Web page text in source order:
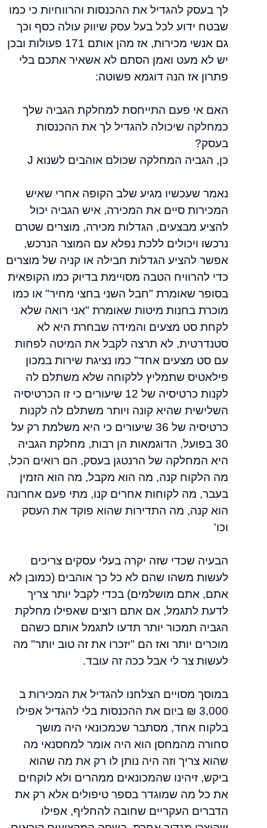
לך בעסק להגדיל את ההכנסות והרווחיות כי כמו
שבטח ידוע לכל בעל עסק שיווק עולה כסף וכך
גם אנשי מכירות, אז מהן אותם 171 פעולות ובכן
יש לא מעט ואמן הסתם לא אשאיר אתכם בלי
פתרון אז הנה דוגמא פשוטה:
האם אי פעם התייחסת למחלקת הגביה שלך
כמחלקה שיכולה להגדיל לך את ההכנסות
בעסק?
כן, הגביה המחלקה שכולם אוהבים לשנוא J
נאמר שעכשיו מגיע שלב הקופה אחרי שאיש
המכירות סיים את המכירה, איש הגביה יכול
להציע מבצעים, הגדלות מכירה, מוצרים שטרם
נרכשו ויכולים ללכת נפלא עם המוצר הנרכש,
אפשר להציע הגדלות חבילה או קניה של מוצרים
כדי להרוויח הטבה מסויימת בדיוק כמו הקופאית
בסופר שאומרת "חבל השני בחצי מחיר" או כמו
מוכרת בחנות מיטות שאומרת "אני רואה שלא
לקחת סט מצעים והמידה שבחרת היא לא
סטנדרטית, לא תרצה לקבל את המיטה לפחות
עם סט מצעים אחד" כמו נציגת שירות במכון
פילאטיס שתמליץ ללקוחה שלא משתלם לה
לקנות כרטיסיה של 12 שיעורים כי זו הכרטיסיה
השלישית שהיא קונה ויותר משתלם לה לקנות
כרטיסיה של 36 שיעורים כי היא משלמת רק על
30 בפועל, הדוגמאות הן רבות, מחלקת הגביה
היא המחלקה של הרנטגן בעסק, הם רואים הכל,
מה הלקוח קנה, מה הוא מקבל, מה הוא הזמין
בעבר, מה לקוחות אחרים קנו, מתי פעם אחרונה
הוא קנה, מה התדירות שהוא פוקד את העסק
וכו'
הבעיה שכדי שזה יקרה בעלי עסקים צריכים
לעשות משהו שהם לא כל כך אוהבים (כמובן לא
אתם, אתם מושלמים) בכדי לקבל יותר צריך
לדעת לתגמל, אם אתם רוצים שאפילו מחלקת
הגביה תמכור יותר תדעו לתגמל אותם כשהם
מוכרים יותר ואז הם "יזכרו את זה טוב יותר" מה
לעשות צר לי אבל ככה זה עובד.
במוסך מסויים הצלחנו להגדיל את המכירות ב
3,000 ₪ ביום את ההכנסות בלי להגדיל אפילו
בלקוח אחד, מסתבר שכמכונאי היה מושך
סחורה מהמחסן הוא היה אומר למחסנאי מה
שהוא צריך וזה היה נותן לו רק את מה שהוא
ביקש, זיהינו שהמכונאים ממהרים ולא לוקחים
את כל מה שמוגדר בספר טיפולים אלא רק את
הדברים העקריים שחובה להחליף, אפילו